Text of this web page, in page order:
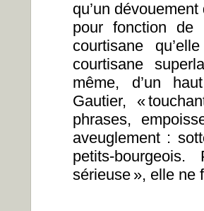
qu’un
pour fonction
courtisane
courtisane
même, d’un
Gautier, «
phrases,
aveuglement :
petits-
sérieuse », elle ne